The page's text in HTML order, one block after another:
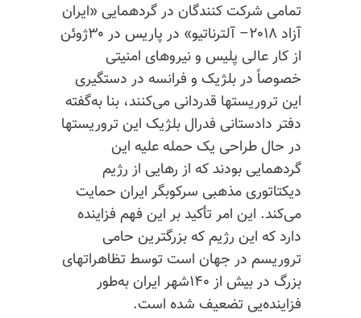
تمامی شرکت‌ کنندگان در گردهمایی «ایران
آزاد ۲۰۱۸– آلترناتیو» در پاریس در ۳۰ژوئن
از کار عالی پلیس و نیروهای امنیتی
خصوصاً در بلژیک و فرانسه در دستگیری
این تروریستها قدردانی می‌کنند، بنا‌ به‌گفته
دفتر دادستانی فدرال بلژیک این تروریستها
در حال طراحی یک حمله علیه این
گردهمایی بودند که از رهایی از رژیم
دیکتاتوری مذهبی سرکوبگر ایران حمایت
می‌کند. این امر تأکید بر این فهم فزاینده
دارد که این رژیم که بزرگترین حامی
تروریسم در جهان است توسط تظاهراتهای
بزرگ در بیش از ۱۴۰شهر ایران به‌طور
فزاینده‌یی تضعیف شده است.